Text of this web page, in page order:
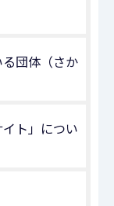
団体（さか
イト」につい